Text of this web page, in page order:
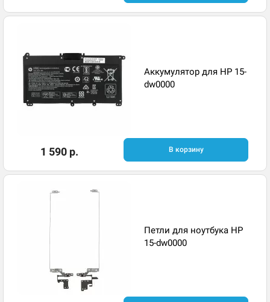
Аккумулятор для HP 15-
dw0000
1 590 р. В корзину
Петли для ноутбука HP
15-dw0000